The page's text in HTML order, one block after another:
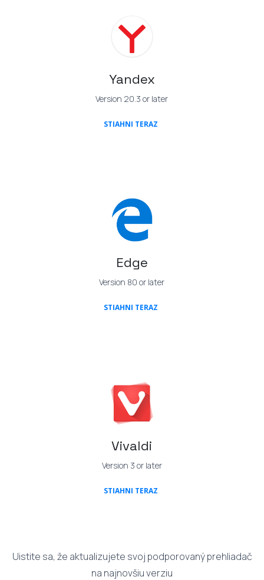
Yandex
Version 20.3 or later
STIAHNI TERAZ(OPENS IN A NEW TAB)
Edge
Version 80 or later
STIAHNI TERAZ(OPENS IN A NEW TAB)
Vivaldi
Version 3 or later
STIAHNI TERAZ(OPENS IN A NEW TAB)
Uistite sa, že aktualizujete svoj podporovaný prehliadač
na najnovšiu verziu